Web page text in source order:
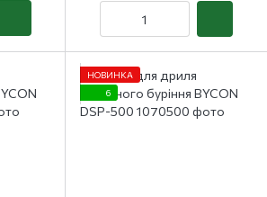
НОВИНКА
6